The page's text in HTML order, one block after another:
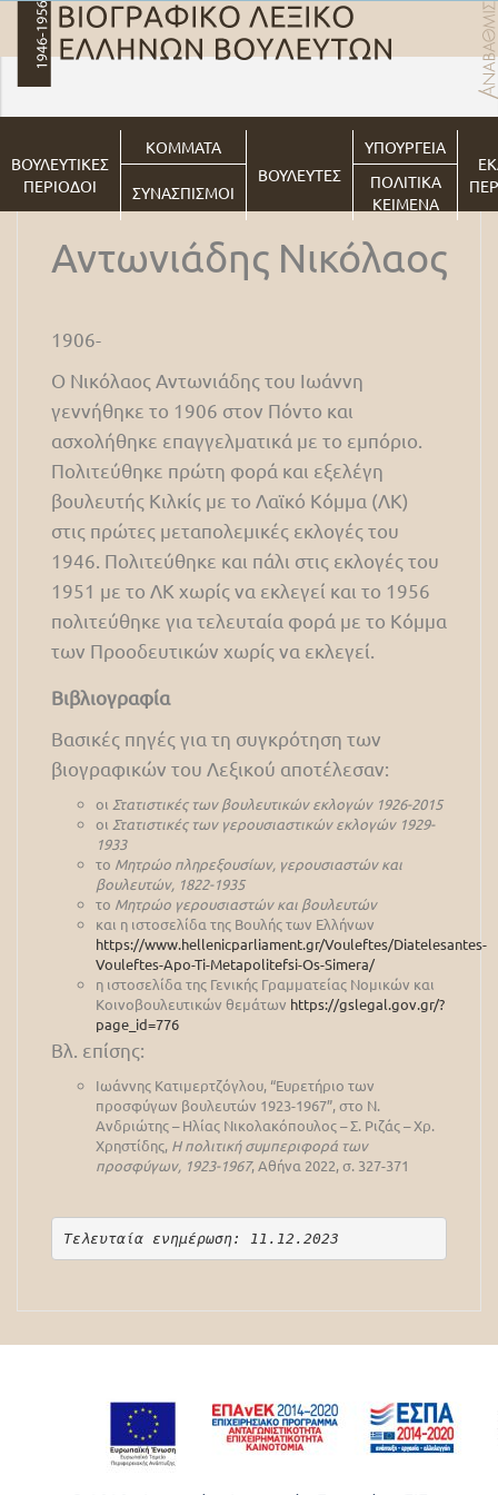
ΒΟΥΛΕΥΤΙΚΕΣ
ΠΕΡΙΟΔΟΙ
ΚΟΜΜΑΤΑ
ΒΟΥΛΕΥΤΕΣ
ΥΠΟΥΡΓΕΙΑ
ΣΥΝΑΣΠΙΣΜΟΙ
ΠΟΛΙΤΙΚΑ
ΚΕΙΜΕΝΑ
Αντωνιάδης Νικόλαος
1906-
Ο Νικόλαος Αντωνιάδης του Ιωάννη
γεννήθηκε το 1906 στον Πόντο και
ασχολήθηκε επαγγελματικά με το εμπόριο.
Πολιτεύθηκε πρώτη φορά και εξελέγη
βουλευτής Κιλκίς με το Λαϊκό Κόμμα (ΛΚ)
στις πρώτες μεταπολεμικές εκλογές του
1946. Πολιτεύθηκε και πάλι στις εκλογές του
1951 με το ΛΚ χωρίς να εκλεγεί και το 1956
πολιτεύθηκε για τελευταία φορά με το Κόμμα
των Προοδευτικών χωρίς να εκλεγεί.
Βιβλιογραφία
Βασικές πηγές για τη συγκρότηση των
βιογραφικών του Λεξικού αποτέλεσαν:
οι Στατιστικές των βουλευτικών εκλογών 1926-2015
οι Στατιστικές των γερουσιαστικών εκλογών 1929-
1933
το Μητρώο πληρεξουσίων, γερουσιαστών και
βουλευτών, 1822-1935
το Μητρώο γερουσιαστών και βουλευτών
και η ιστοσελίδα της Βουλής των Ελλήνων
https://www.hellenicparliament.gr/Vouleftes/Diatelesantes-
Vouleftes-Apo-Ti-Metapolitefsi-Os-Simera/
η ιστοσελίδα της Γενικής Γραμματείας Νομικών και
Κοινοβουλευτικών θεμάτων https://gslegal.gov.gr/?
page_id=776
Βλ. επίσης:
Ιωάννης Κατιμερτζόγλου, “Ευρετήριο των
προσφύγων βουλευτών 1923-1967”, στο Ν.
Ανδριώτης – Ηλίας Νικολακόπουλος – Σ. Ριζάς – Χρ.
Χρηστίδης, Η πολιτική συμπεριφορά των
προσφύγων, 1923-1967, Αθήνα 2022, σ. 327-371
Τελευταία ενημέρωση: 11.12.2023